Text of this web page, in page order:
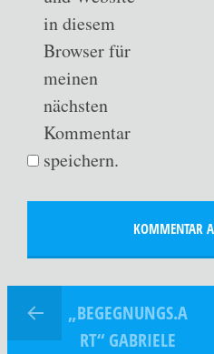
in diesem
Browser für
meinen
nächsten
Kommentar
speichern.
„BEGEGNUNGS.A
RT“ GABRIELE